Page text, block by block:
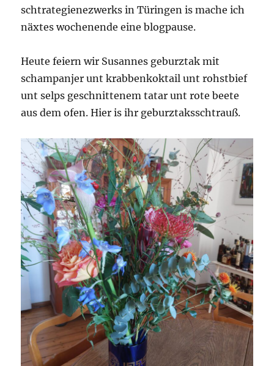
schtrategienezwerks in Türingen is mache ich
näxtes wochenende eine blogpause.
Heute feiern wir Susannes geburztak mit
schampanjer unt krabbenkoktail unt rohstbief
unt selps geschnittenem tatar unt rote beete
aus dem ofen. Hier is ihr geburztaksschtrauß.